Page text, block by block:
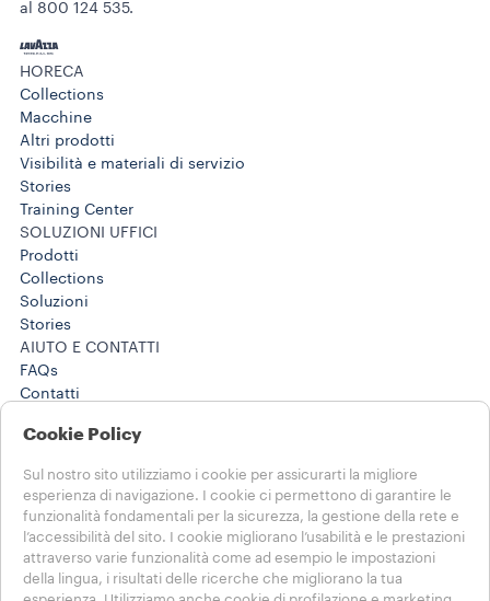
al 800 124 535.
HORECA
Collections
Macchine
Altri prodotti
Visibilità e materiali di servizio
Stories
Training Center
SOLUZIONI UFFICI
Prodotti
Collections
Soluzioni
Stories
AIUTO E CONTATTI
FAQs
Contatti
Soluzioni Business: 800 124 535
Soluzioni Business: 800 124 535
NOTE LEGALI E PRIVACY
Termini di utilizzo
Condizioni di vendita HO.RE.CA
Cookie Policy
Sul nostro sito utilizziamo i cookie per assicurarti la migliore
esperienza di navigazione. I cookie ci permettono di garantire le
funzionalità fondamentali per la sicurezza, la gestione della rete e
l’accessibilità del sito. I cookie migliorano l’usabilità e le prestazioni
attraverso varie funzionalità come ad esempio le impostazioni
della lingua, i risultati delle ricerche che migliorano la tua